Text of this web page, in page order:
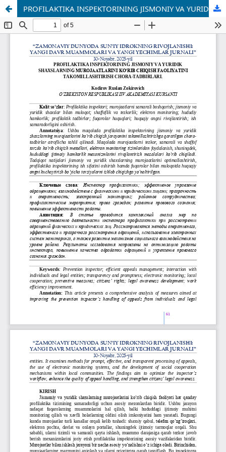
PROFILAKTIKA INSPEKTORINING JISMONIY VA YURIDIK SHAXSLARNING MUROJAATLARINI KOʻRIB CHIQISH FAOLIYATINI TAKOMILLASHTIRISH CHORA-TADBIRLARI.